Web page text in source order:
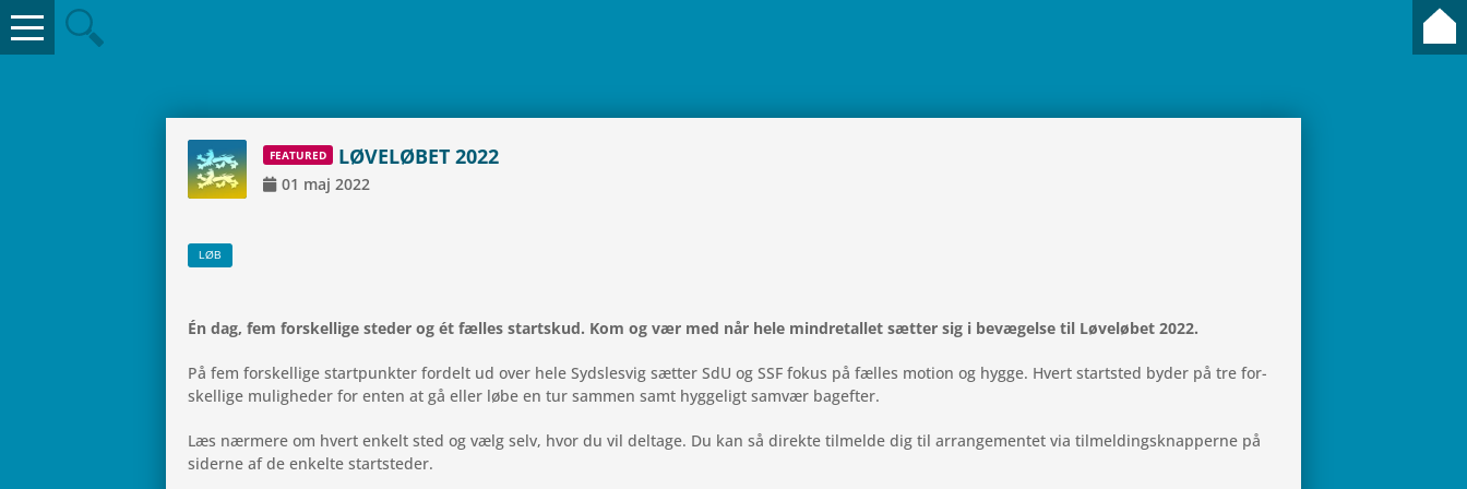
FEA­TU­RED LØVE­LØ­BET 2022
01 maj 2022
LØB
Én dag, fem for­skel­lige steder og ét fælles start­skud. Kom og vær med når hele min­dre­tal­let sætter sig i bevæ­gelse til Løve­lø­bet 2022.
På fem for­skel­lige start­punk­ter for­delt ud over hele Syds­lesvig sætter SdU og SSF fokus på fælles motion og hygge. Hvert start­sted byder på tre for­
skel­lige mulig­he­der for enten at gå eller løbe en tur sammen samt hyg­ge­ligt samvær bagefter.
Læs nær­mere om hvert enkelt sted og vælg selv, hvor du vil del­tage. Du kan så direkte til­melde dig til arran­ge­men­tet via til­mel­dings­k­nap­perne på
siderne af de enkelte startsteder.